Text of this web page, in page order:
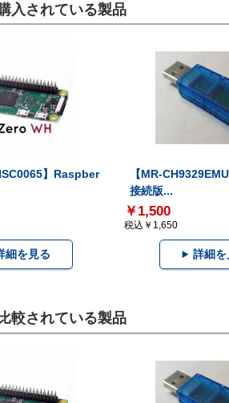
入されている製品
】Raspber
細を見る
【MR-
接続版...
￥1,500
税込￥1,650
詳細を
較されている製品